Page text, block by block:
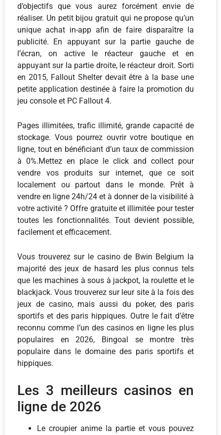
d’objectifs que vous aurez forcément envie de
réaliser. Un petit bijou gratuit qui ne propose qu’un
unique achat in-app afin de faire disparaître la
publicité. En appuyant sur la partie gauche de
l’écran, on active le réacteur gauche et en
appuyant sur la partie droite, le réacteur droit. Sorti
en 2015, Fallout Shelter devait être à la base une
petite application destinée à faire la promotion du
jeu console et PC Fallout 4.
Pages illimitées, trafic illimité, grande capacité de
stockage. Vous pourrez ouvrir votre boutique en
ligne, tout en bénéficiant d’un taux de commission
à 0%.Mettez en place le click and collect pour
vendre vos produits sur internet, que ce soit
localement ou partout dans le monde. Prêt à
vendre en ligne 24h/24 et à donner de la visibilité à
votre activité ? Offre gratuite et illimitée pour tester
toutes les fonctionnalités. Tout devient possible,
facilement et efficacement.
Vous trouverez sur le casino de Bwin Belgium la
majorité des jeux de hasard les plus connus tels
que les machines à sous à jackpot, la roulette et le
blackjack. Vous trouverez sur leur site à la fois des
jeux de casino, mais aussi du poker, des paris
sportifs et des paris hippiques. Outre le fait d’être
reconnu comme l’un des casinos en ligne les plus
populaires en 2026, Bingoal se montre très
populaire dans le domaine des paris sportifs et
hippiques.
Les 3 meilleurs casinos en
ligne de 2026
Le croupier anime la partie et vous pouvez